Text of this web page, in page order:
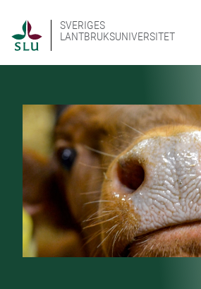
SVERIGES
LANTBRUKSUNIVERSITET